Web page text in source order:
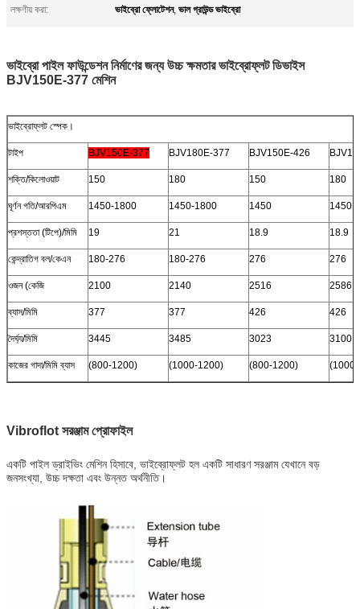
লক্ষণীয় করা:
ভাইব্রো ফ্লোটেশন, ভাল গ্রাউন্ড ভাইব্রো
ভাইব্রো পাইল ফাউন্ডেশন নির্মাণের জন্য উচ্চ ক্ষমতার ভাইব্রোফ্লট ডিভাইস
BJV150E-377 মেশিন
ভাইব্রোফ্লট স্পেক।
টাইপ BJV150E-377 BJV180E-377 BJV150E-426
শক্তি/কিলোওয়াট 150 180 150 180
ঘূর্ণন গতি/আরপিএম 1450-1800 1450-1800 1450 1450
প্রশস্ততা (টিপে)/মিমি 19 21 18.9 18.9
কেন্দ্রাতিগ বল/কেএন 180-276 180-276 276 276
ওজন (কেজি 2100 2140 2516 2586
ব্যাস/মিমি 377 377 426 426
দৈর্ঘ্য/মিমি 3445 3485 3023 3100
কাজের গাদা/মিমি ব্যাস (800-1200) (1000-1200) (800-1200)
Vibroflot সরঞ্জাম প্রোফাইল
একটি পাইল ড্রাইভিং মেশিন হিসাবে, ভাইব্রোফ্লট হল একটি সাধারণ সরঞ্জাম যেখানে বড়
জনসংখ্যা, উচ্চ দক্ষতা এবং উন্নত অর্থনীতি।